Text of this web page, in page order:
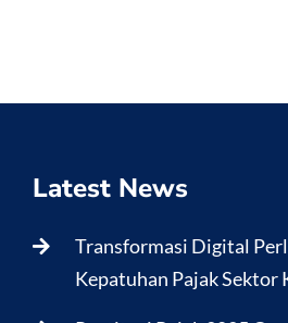
Latest News
Transformasi Digital
Kepatuhan Pajak Sektor